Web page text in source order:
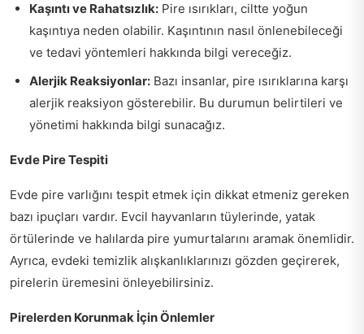
Kaşıntı ve Rahatsızlık: Pire ısırıkları, ciltte yoğun
kaşıntıya neden olabilir. Kaşıntının nasıl önlenebileceği
ve tedavi yöntemleri hakkında bilgi vereceğiz.
Alerjik Reaksiyonlar: Bazı insanlar, pire ısırıklarına karşı
alerjik reaksiyon gösterebilir. Bu durumun belirtileri ve
yönetimi hakkında bilgi sunacağız.
Evde Pire Tespiti
Evde pire varlığını tespit etmek için dikkat etmeniz gereken
bazı ipuçları vardır. Evcil hayvanların tüylerinde, yatak
örtülerinde ve halılarda pire yumurtalarını aramak önemlidir.
Ayrıca, evdeki temizlik alışkanlıklarınızı gözden geçirerek,
pirelerin üremesini önleyebilirsiniz.
Pirelerden Korunmak İçin Önlemler